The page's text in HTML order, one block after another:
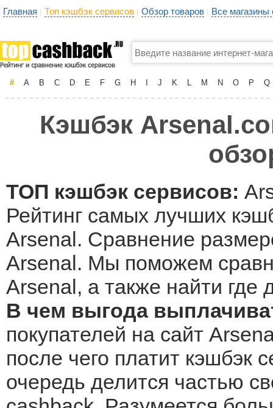
Главная | Топ кэшбэк сервисов | Обзор товаров | Все
# A B C D E F G H J K L M N O P Q
Кэшбэк
ТОП кэшбэк сервисов:
Рейтинг самых лучших
Arsenal. Сравнение
Arsenal. Мы поможем
Arsenal, а также найти где
В чем выгода
покупателей на сайт
после чего платит кэшбэк
очередь делится частью